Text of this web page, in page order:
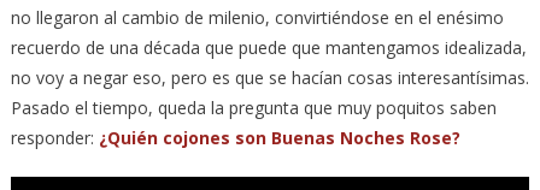
no llegaron al cambio de milenio, convirtiéndose en el enésimo
recuerdo de una década que puede que mantengamos idealizada,
no voy a negar eso, pero es que se hacían cosas interesantísimas.
Pasado el tiempo, queda la pregunta que muy poquitos saben
responder: ¿Quién cojones son Buenas Noches Rose?